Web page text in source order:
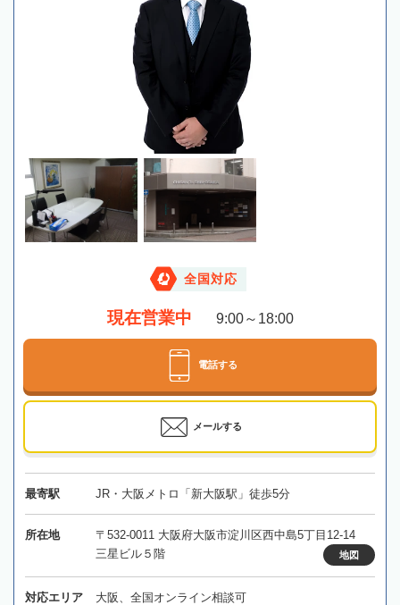
全国対応
現在営業中 9:00～18:00
電話する
メールする
最寄駅 JR・大阪メトロ「新大阪駅」徒歩5分
所在地
〒532-0011 大阪府大阪市淀川区西中島5丁目12-14
三星ビル５階
地図
対応エリア 大阪、全国オンライン相談可